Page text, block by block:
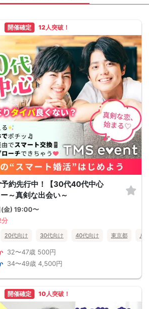
開催確定 12人突破！
約先行中！【30代40代中心
～真剣な出会い～
(金) 19:00〜
分
20代向け 30代向け 40代向け 東京都 八
32〜47歳 500円
34〜49歳 4,500円
開催確定 10人突破！